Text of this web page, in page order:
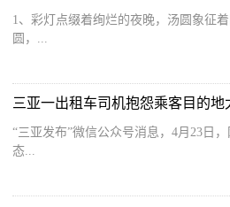
1、彩灯点缀着绚烂的夜晚，汤圆象征
圆，...
“三亚发布”微信公众号消息，4月23日
态...